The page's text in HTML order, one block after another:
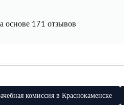
основе 171 отзывов
комиссия в Краснокаменске